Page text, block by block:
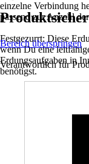
einzelne Verbindung
passend zur Anzahl
Festgezurrt: Diese
wenn Du eine
Erdungsaufgaben in
benötigst.
Bereich überspringen
Verantwortlich für